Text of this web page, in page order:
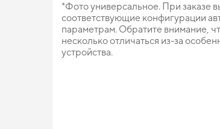
*Фото универсальное. При заказе
соответствующие конфигурации
параметрам. Обратите внимание,
несколько отличаться из-за
устройства.